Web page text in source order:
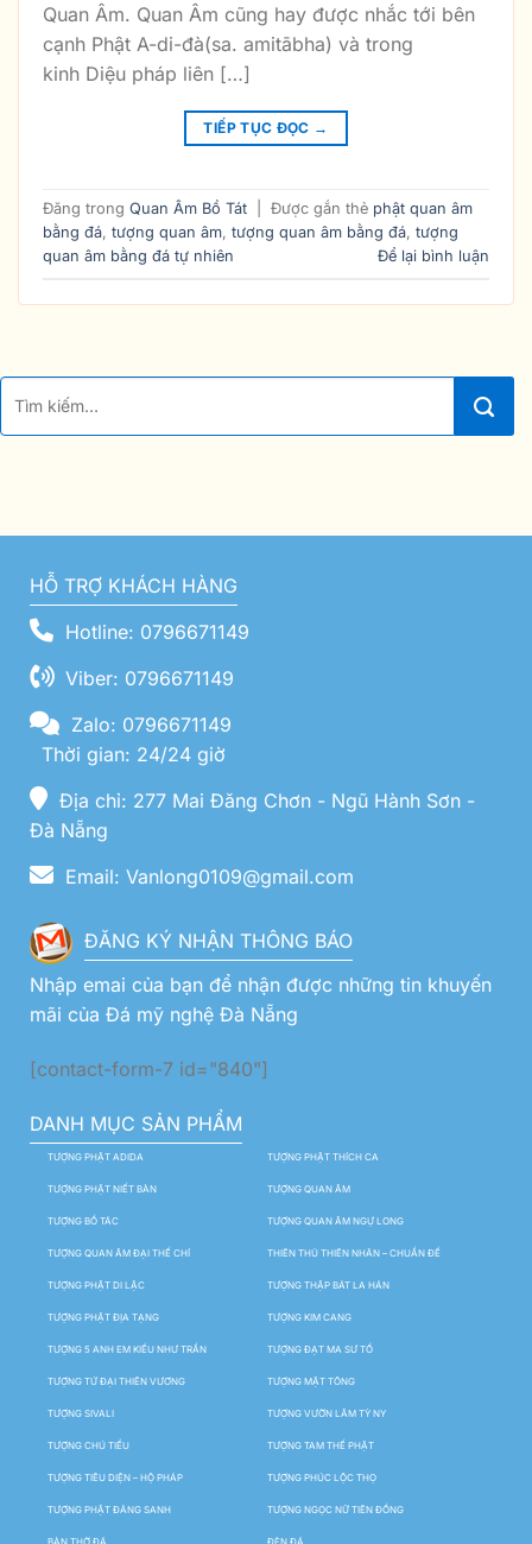
Quan Âm. Quan Âm cũng hay được nhắc tới bên
cạnh Phật A-di-đà(sa. amitābha) và trong
kinh Diệu pháp liên […]
TIẾP TỤC ĐỌC →
Đăng trong Quan Âm Bồ Tát Được gắn thẻ phật quan âm
bằng đá, tượng quan âm, tượng quan âm bằng đá, tượng
quan âm bằng đá tự nhiên
Để lại bình luận
HỖ TRỢ KHÁCH HÀNG
Hotline: 0796671149
Viber: 0796671149
Zalo: 0796671149
Thời gian: 24/24 giờ
Địa chỉ: 277 Mai Đăng Chơn - Ngũ Hành Sơn -
Đà Nẵng
Email: Vanlong0109@gmail.com
ĐĂNG KÝ NHẬN THÔNG BÁO
Nhập emai của bạn để nhận được những tin khuyến
mãi của Đá mỹ nghệ Đà Nẵng
[contact-form-7 id="840"]
DANH MỤC SẢN PHẨM
TƯỢNG PHẬT ADIDA TƯỢNG PHẬT THÍCH CA
TƯỢNG PHẬT NIẾT BÀN TƯỢNG QUAN ÂM
TƯỢNG BỒ TÁC TƯỢNG QUAN ÂM NGỰ LONG
TƯỢNG QUAN ÂM ĐẠI THẾ CHÍ THIÊN THỦ THIÊN NHÃN – CHUẨN ĐỀ
TƯỢNG PHẬT DI LẶC TƯỢNG THẬP BÁT LA HÁN
TƯỢNG PHẬT ĐỊA TẠNG TƯỢNG KIM CANG
TƯỢNG 5 ANH EM KIỀU NHƯ TRẦN TƯỢNG ĐẠT MA SƯ TỔ
TƯỢNG TỨ ĐẠI THIÊN VƯƠNG TƯỢNG MẬT TÔNG
TƯỢNG SIVALI TƯỢNG VƯỜN LÂM TỲ NY
TƯỢNG CHÚ TIỂU TƯỢNG TAM THẾ PHẬT
TƯỢNG TIÊU DIỆN – HỘ PHÁP TƯỢNG PHÚC LỘC THỌ
TƯỢNG PHẬT ĐẢNG SANH TƯỢNG NGỌC NỮ TIÊN ĐỒNG
BÀN THỜ ĐÁ ĐÈN ĐÁ